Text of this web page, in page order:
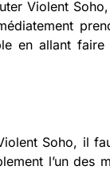
Violent
en allant
Soho, il
l’un des